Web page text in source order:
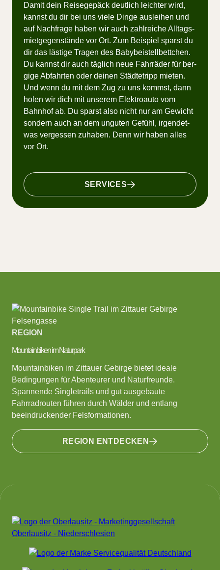
Da­mit dein Rei­se­ge­päck deut­lich leich­ter wird,
kannst du dir bei uns vie­le Din­ge aus­lei­hen und
auf Nach­fra­ge ha­ben wir auch zahl­rei­che All­tags­
miet­ge­gen­stän­de vor Ort. Zum Bei­spiel sparst du
dir das läs­ti­ge Tra­gen des Ba­by­bei­stell­bett­chen.
Du kannst dir auch täg­lich neue Fahr­rä­der für ber­
gi­ge Ab­fahr­ten oder dei­nen Städ­te­tripp mie­ten.
Und wenn du mit dem Zug zu uns kommst, dann
ho­len wir dich mit un­se­rem Elek­tro­au­to vom
Bahn­hof ab. Du sparst also nicht nur am Ge­wicht
son­dern auch an dem unguten Ge­fühl, ir­gend­et­
was ver­ges­sen zu­ha­ben. Denn wir ha­ben al­les
vor Ort.
SERVICES
REGION
Mountainbiken im Naturpark
Mountainbiken im Zittauer Gebirge bietet ideale
Bedingungen für Abenteurer und Naturfreunde.
Spannende Singletrails und gut ausgebaute
Fahrradrouten führen durch Wälder und entlang
beeindruckender Felsformationen.
REGION ENTDECKEN